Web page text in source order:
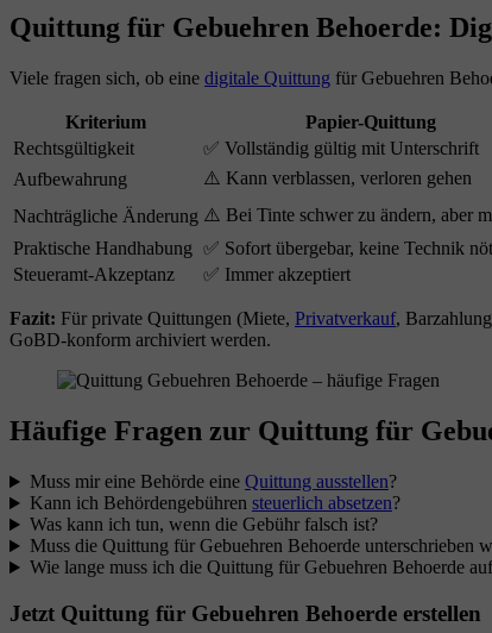
Quittung für Gebuehren Behoerde:
Viele fragen sich, ob eine digitale Quittung für Gebuehren
Kriterium Papier-Quittung
Rechtsgültigkeit
✅ Vollständig gültig mit Unterschrift
Aufbewahrung
⚠️ Kann verblassen, verloren gehen
Nachträgliche Änderung ⚠️ Bei Tinte schwer zu ändern, aber
Praktische Handhabung ✅ Sofort übergebar, keine Technik
Steueramt-Akzeptanz
✅ Immer akzeptiert
Fazit: Für private Quittungen (Miete, Privatverkauf,
GoBD-konform archiviert werden.
Häufige Fragen zur Quittung für
Muss mir eine Behörde eine Quittung ausstellen?
Kann ich Behördengebühren steuerlich absetzen?
Was kann ich tun, wenn die Gebühr falsch ist?
Muss die Quittung für Gebuehren Behoerde unterschrieben
Wie lange muss ich die Quittung für Gebuehren Behoerde
Jetzt Quittung für Gebuehren Behoerde erstellen